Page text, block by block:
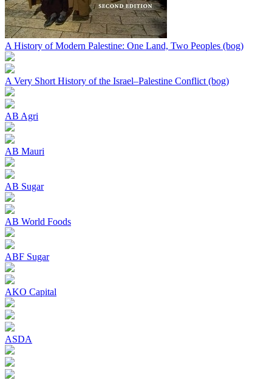
A History of Modern Palestine: One Land, Two Peoples (bog)
A Very Short History of the Israel–Palestine Conflict (bog)
AB Agri
AB Mauri
AB Sugar
AB World Foods
ABF Sugar
AKO Capital
ASDA